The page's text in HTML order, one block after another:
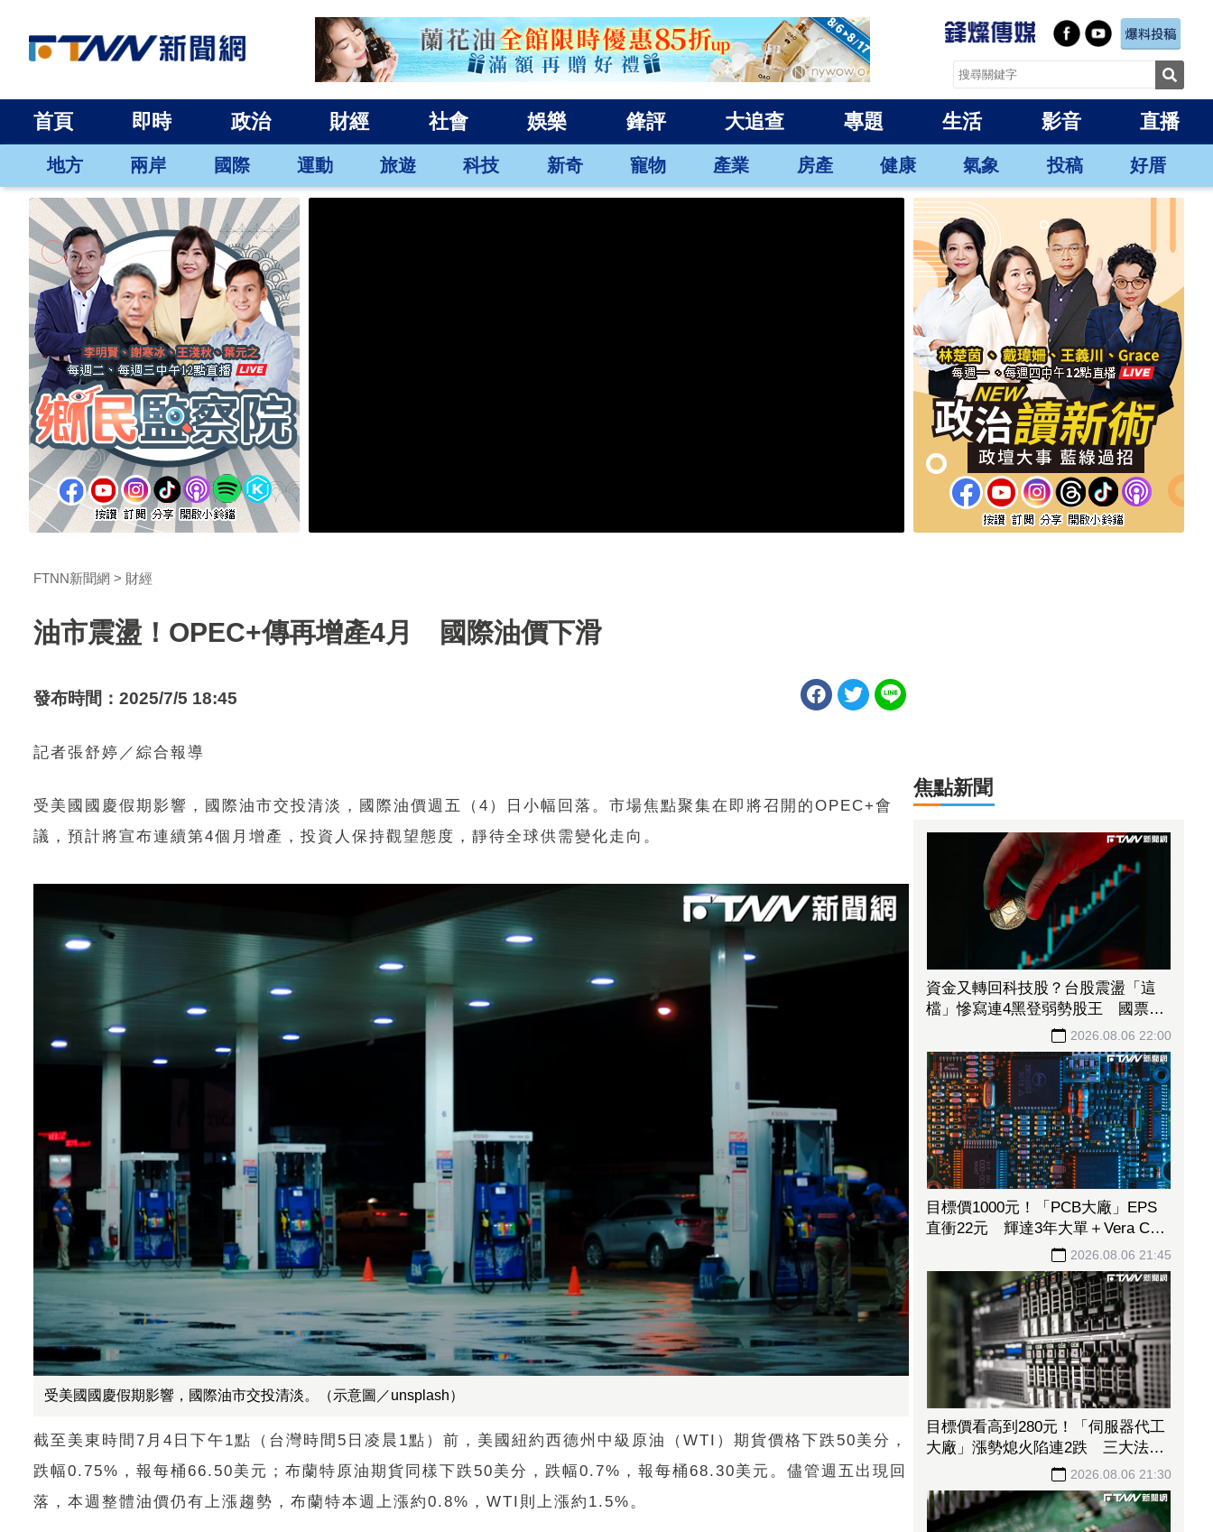
首頁 即時 政治 財經 社會 娛樂 鋒評 大追查 專題 生活 影音 直播
地方 兩岸 國際 運動 旅遊 科技 新奇 寵物 產業 房產 健康 氣象 投稿 好厝
FTNN新聞網 財經
油市震盪！OPEC+傳再增產4月 國際油價下滑
發布時間：2025/7/5 18:45
記者張舒婷／綜合報導
受美國國慶假期影響，國際油市交投清淡，國際油價週五（4）日小幅回落。市場焦點聚集在即將召開的OPEC+會
議，預計將宣布連續第4個月增產，投資人保持觀望態度，靜待全球供需變化走向。
受美國國慶假期影響，國際油市交投清淡。（示意圖／unsplash）
截至美東時間7月4日下午1點（台灣時間5日凌晨1點）前，美國紐約西德州中級原油（WTI）期貨價格下跌50美分，
跌幅0.75%，報每桶66.50美元；布蘭特原油期貨同樣下跌50美分，跌幅0.7%，報每桶68.30美元。儘管週五出現回
落，本週整體油價仍有上漲趨勢，布蘭特本週上漲約0.8%，WTI則上漲約1.5%。
焦點新聞
資金又轉回科技股？台股震盪「這
檔」慘寫連4黑登弱勢股王 國票
金、潤泰新也淪大盤刀下魂2026.08.06 22:00
目標價1000元！「PCB大廠」EPS
直衝22元 輝達3年大單＋Vera CPU
市占率破5成後市看旺2026.08.06 21:45
目標價看高到280元！「伺服器代工
大廠」漲勢熄火陷連2跌 三大法人
今出清1.1萬張、抽回21億元2026.08.06 21:30